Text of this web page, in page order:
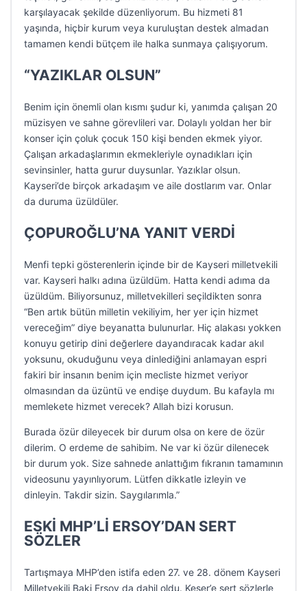
karşılayacak şekilde düzenliyorum. Bu hizmeti 81
yaşında, hiçbir kurum veya kuruluştan destek almadan
tamamen kendi bütçem ile halka sunmaya çalışıyorum.
“YAZIKLAR OLSUN”
Benim için önemli olan kısmı şudur ki, yanımda çalışan 20
müzisyen ve sahne görevlileri var. Dolaylı yoldan her bir
konser için çoluk çocuk 150 kişi benden ekmek yiyor.
Çalışan arkadaşlarımın ekmekleriyle oynadıkları için
sevinsinler, hatta gurur duysunlar. Yazıklar olsun.
Kayseri’de birçok arkadaşım ve aile dostlarım var. Onlar
da duruma üzüldüler.
ÇOPUROĞLU’NA YANIT VERDİ
Menfi tepki gösterenlerin içinde bir de Kayseri milletvekili
var. Kayseri halkı adına üzüldüm. Hatta kendi adıma da
üzüldüm. Biliyorsunuz, milletvekilleri seçildikten sonra
“Ben artık bütün milletin vekiliyim, her yer için hizmet
vereceğim” diye beyanatta bulunurlar. Hiç alakası yokken
konuyu getirip dini değerlere dayandıracak kadar akıl
yoksunu, okuduğunu veya dinlediğini anlamayan espri
fakiri bir insanın benim için mecliste hizmet veriyor
olmasından da üzüntü ve endişe duydum. Bu kafayla mı
memlekete hizmet verecek? Allah bizi korusun.
Burada özür dileyecek bir durum olsa on kere de özür
dilerim. O erdeme de sahibim. Ne var ki özür dilenecek
bir durum yok. Size sahnede anlattığım fıkranın tamamının
videosunu yayınlıyorum. Lütfen dikkatle izleyin ve
dinleyin. Takdir sizin. Saygılarımla.”
ESKİ MHP’Lİ ERSOY’DAN SERT
SÖZLER
Tartışmaya MHP’den istifa eden 27. ve 28. dönem Kayseri
Milletvekili Baki Ersoy da dahil oldu. Keser’e sert sözlerle